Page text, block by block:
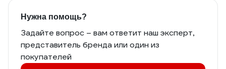
Нужна помощь?
Задайте вопрос – вам ответит наш эксперт,
представитель бренда или один из
покупателей